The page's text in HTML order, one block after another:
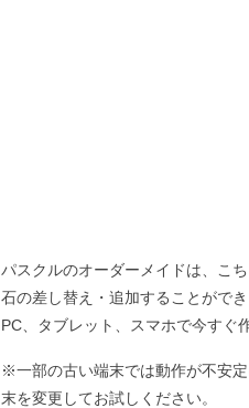
パスクルのオーダーメイドは、こ
石の差し替え・追加することができ
PC、タブレット、スマホで今すぐ
※一部の古い端末では動作が不安
末を変更してお試しください。